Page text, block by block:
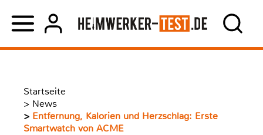
Startseite
> News
> Entfernung, Kalorien und Herzschlag: Erste
Smartwatch von ACME